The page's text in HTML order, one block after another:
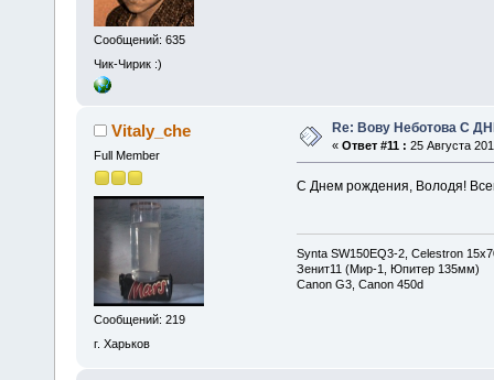
Сообщений: 635
Чик-Чирик :)
Vitaly_che
Full Member
Сообщений: 219
г. Харьков
Re: Вову Неботова С
« Ответ #11 : 25 Августа
C Днем рождения, Володя!
Synta SW150EQ3-2, Celestron
Зенит11 (Мир-1, Юпитер 135мм)
Canon G3, Canon 450d